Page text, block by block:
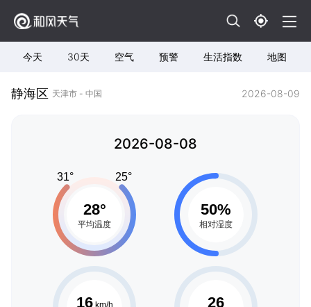
今天 30天 空气 预警 生活指数 地图
静海区 天津市 - 中国 2026-08-09
2026-08-08